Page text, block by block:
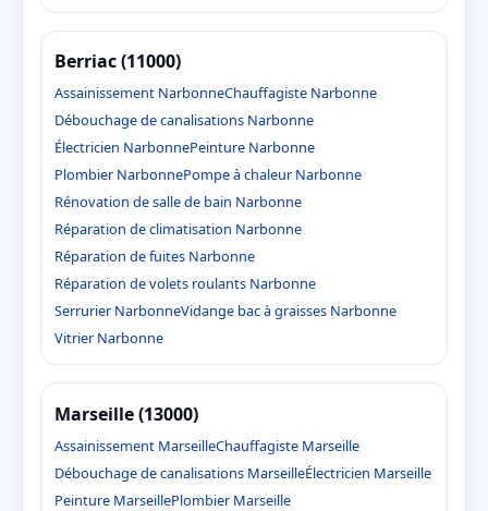
Berriac (11000)
Assainissement NarbonneChauffagiste Narbonne
Débouchage de canalisations Narbonne
Électricien NarbonnePeinture Narbonne
Plombier NarbonnePompe à chaleur Narbonne
Rénovation de salle de bain Narbonne
Réparation de climatisation Narbonne
Réparation de fuites Narbonne
Réparation de volets roulants Narbonne
Serrurier NarbonneVidange bac à graisses Narbonne
Vitrier Narbonne
Marseille (13000)
Assainissement MarseilleChauffagiste Marseille
Débouchage de canalisations MarseilleÉlectricien Marseille
Peinture MarseillePlombier Marseille